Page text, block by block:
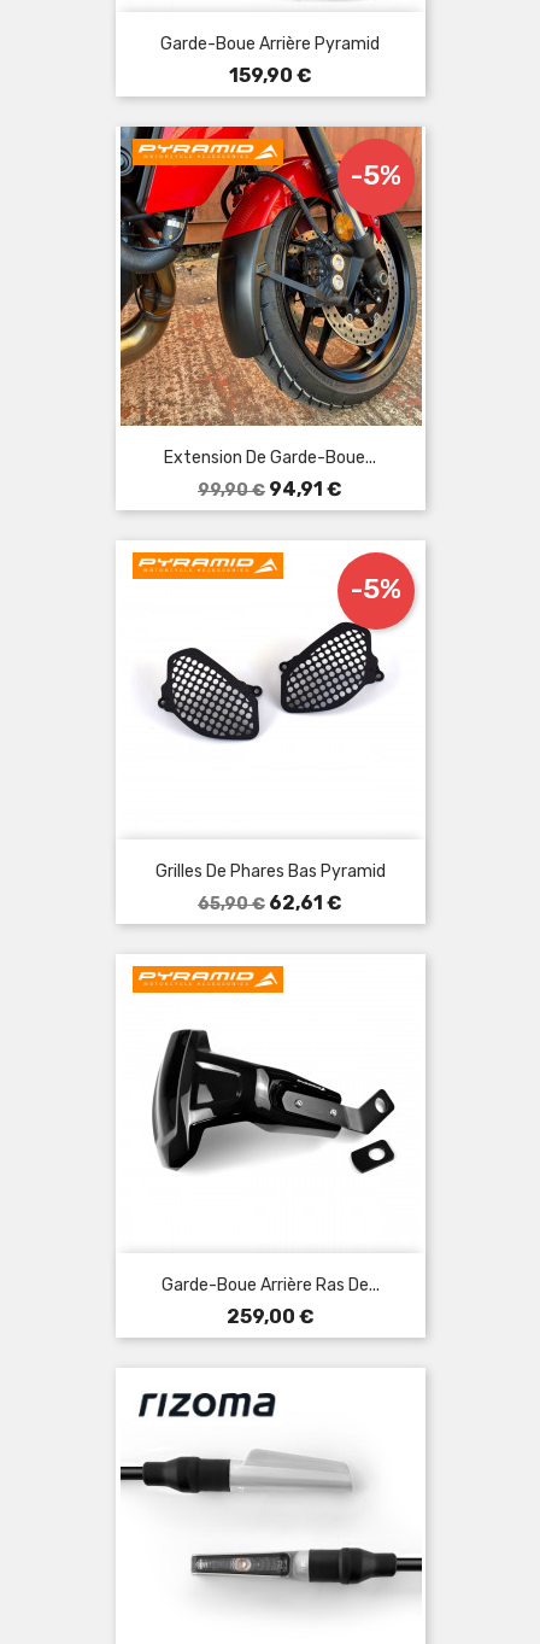
Garde-Boue Arrière Pyramid
Prix
159,90 €
Extension De Garde-Boue...
Prix
de
base
99,90 €
-5%
Prix
94,91 €
Grilles De Phares Bas Pyramid
Prix
de
base
65,90 €
-5%
Prix
62,61 €
Garde-Boue Arrière Ras De...
Prix
259,00 €